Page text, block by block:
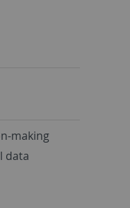
making
data